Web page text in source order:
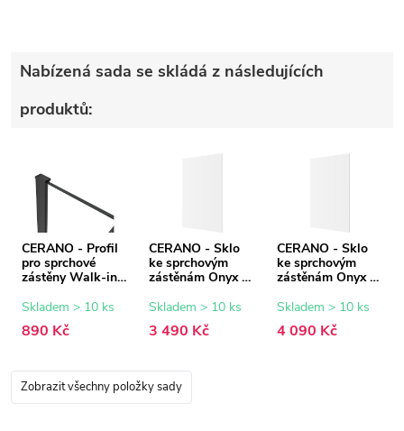
Nabízená sada se skládá z následujících
produktů:
CERANO - Profil
pro sprchové
zástěny Walk-in
černá matná - 15
Skladem > 10 ks
890 Kč
CERANO - Sklo
ke sprchovým
zástěnám Onyx -
transparentní sklo
- 110x200 cm
Skladem > 10 ks
3 490 Kč
CERANO - Sklo
ke sprchovým
zástěnám Onyx -
transparentní sklo
- 130x200 cm
Skladem > 10 ks
4 090 Kč
Zobrazit všechny položky sady